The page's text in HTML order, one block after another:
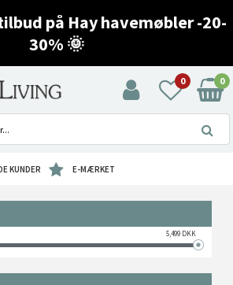
på Hay havemøbler -20-
30% 🌞
0 0
KUNDER E-MÆRKET
5,499DKK